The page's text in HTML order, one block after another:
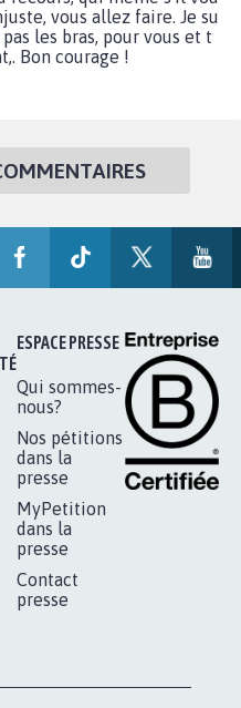
vous allez faire. Je su
les bras, pour vous et t
Bon courage !
ESPACE PRESSE
Qui sommes-
nous?
Nos pétitions
dans la
presse
MyPetition
dans la
presse
Contact
presse